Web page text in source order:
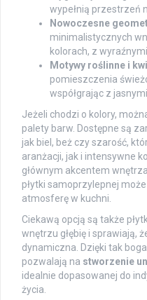
wypełnią przestrzeń
Nowoczesne
minimalistycznych
kolorach, z
Motywy roślinne i
pomieszczenia
współgrając z
Jeżeli chodzi o kolory,
palety barw. Dostępne są
jak biel, beż czy szarość,
aranżacji, jak i intensywne
głównym akcentem
płytki samoprzylepnej
atmosferę w kuchni.
Ciekawą opcją są także
wnętrzu głębię i sprawiają,
dynamiczna. Dzięki tak
pozwalają na stworzenie
idealnie dopasowanej do
życia.